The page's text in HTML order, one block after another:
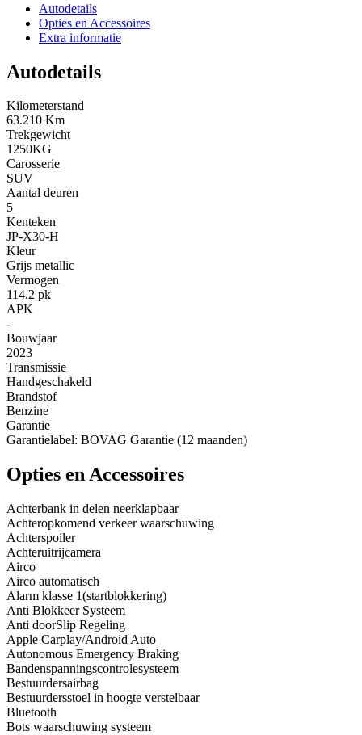
Autodetails
Opties en Accessoires
Extra informatie
Autodetails
Kilometerstand
63.210 Km
Trekgewicht
1250KG
Carosserie
SUV
Aantal deuren
5
Kenteken
JP-X30-H
Kleur
Grijs metallic
Vermogen
114.2 pk
APK
-
Bouwjaar
2023
Transmissie
Handgeschakeld
Brandstof
Benzine
Garantie
Garantielabel: BOVAG Garantie (12 maanden)
Opties en Accessoires
Achterbank in delen neerklapbaar
Achteropkomend verkeer waarschuwing
Achterspoiler
Achteruitrijcamera
Airco
Airco automatisch
Alarm klasse 1(startblokkering)
Anti Blokkeer Systeem
Anti doorSlip Regeling
Apple Carplay/Android Auto
Autonomous Emergency Braking
Bandenspanningscontrolesysteem
Bestuurdersairbag
Bestuurdersstoel in hoogte verstelbaar
Bluetooth
Bots waarschuwing systeem